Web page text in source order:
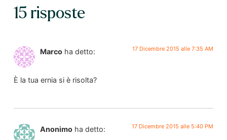
15 risposte
Marco ha detto: 17 Dicembre 2015 alle 7:35 AM
È la tua ernia si è risolta?
Anonimo ha detto: 17 Dicembre 2015 alle 5:40 PM